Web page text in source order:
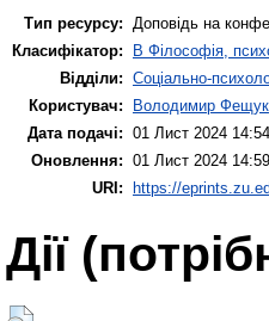
Тип ресурсу: Доповідь на
Класифікатор:
B Філософія,
Відділи: Соціально-
Користувач:
Володимир Фещук
Дата подачі: 01 Лист 2024 14:54
Оновлення: 01 Лист 2024 14:59
URI:
https://
Дії